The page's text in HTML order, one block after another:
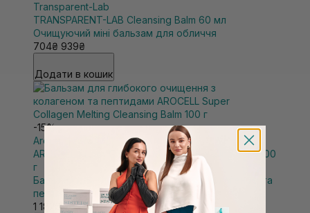
Transparent-Lab
TRANSPARENT-LAB Cleansing Balm 60 мл
Очищуючий міні бальзам для обличчя
704₴ 939₴
Додати в кошик
-15%
Arocell
AROCELL Super Collagen
AROCELL Super Collagen Melting Cleansing Balm 100
г
Бальзам для глибокого очищення з колагеном та
пептидами
1 182₴ 1 390₴